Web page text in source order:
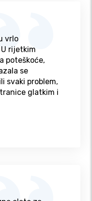
vrlo
rijetkim
poteškoće,
se
svaki problem,
glatkim i